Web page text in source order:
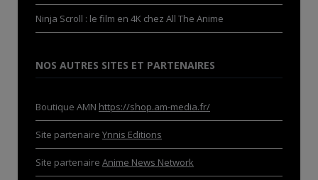
Ninja Scroll : le film en 4K chez All The Anime
NOS AUTRES SITES ET PARTENAIRES
Boutique AMN https://shop.am-media.fr/
Site partenaire Ynnis Editions
Site partenaire Anime News Network